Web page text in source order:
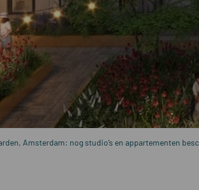
Amsterdam: nog studio’s en appartementen